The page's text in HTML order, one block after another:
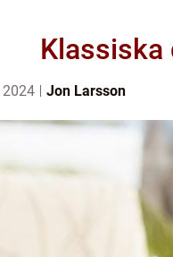
Klassiska
Jon Larsson